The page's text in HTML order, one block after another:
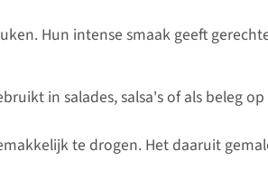
Hun intense smaak geeft
in salades, salsa's of als beleg
te drogen. Het daaruit